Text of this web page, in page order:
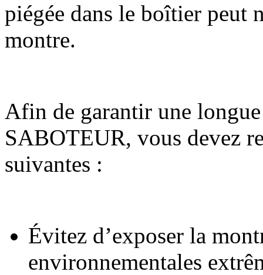
piégée dans le boîtier peut
montre.
Afin de garantir une
SABOTEUR, vous devez
suivantes :
Évitez d’exposer la
environnementales